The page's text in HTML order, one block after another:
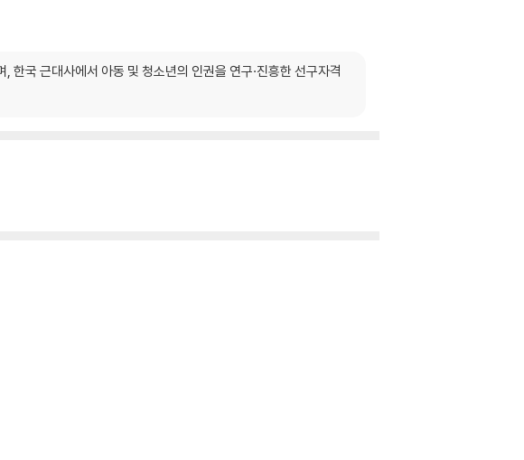
국 근대사에서 아동 및 청소년의 인권을 연구·진흥한 선구자격